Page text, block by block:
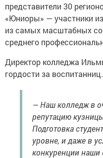
представители 30
«Юниоры» — участники
из самых масштабных
среднего
Директор колледжа
гордости за воспитанниц.
— Наш колледж в
репутацию
Подготовка
уровне, и даже в
конкуренции